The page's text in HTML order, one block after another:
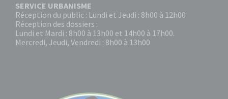
SERVICE URBANISME
Réception du public : Lundi et Jeudi : 8h00 à 12h00
Réception des dossiers :
Lundi et Mardi : 8h00 à 13h00 et 14h00 à 17h00.
Mercredi, Jeudi, Vendredi : 8h00 à 13h00